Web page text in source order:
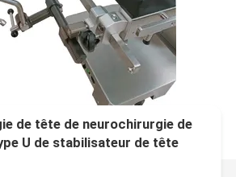
de tête de neurochirurgie de
U de stabilisateur de tête
sécurité avec une stabilité